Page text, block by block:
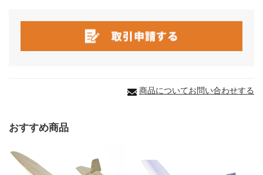
商品についてお問い合わせする
おすすめ商品